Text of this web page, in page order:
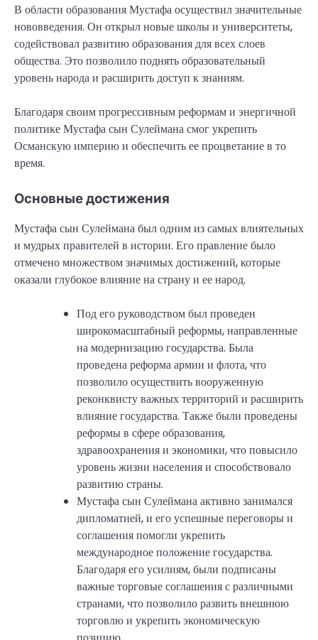
В области образования Мустафа осуществил значительные
нововведения. Он открыл новые школы и университеты,
содействовал развитию образования для всех слоев
общества. Это позволило поднять образовательный
уровень народа и расширить доступ к знаниям.
Благодаря своим прогрессивным реформам и энергичной
политике Мустафа сын Сулеймана смог укрепить
Османскую империю и обеспечить ее процветание в то
время.
Основные достижения
Мустафа сын Сулеймана был одним из самых влиятельных
и мудрых правителей в истории. Его правление было
отмечено множеством значимых достижений, которые
оказали глубокое влияние на страну и ее народ.
Под его руководством был проведен
широкомасштабный реформы, направленные
на модернизацию государства. Была
проведена реформа армии и флота, что
позволило осуществить вооруженную
реконквисту важных территорий и расширить
влияние государства. Также были проведены
реформы в сфере образования,
здравоохранения и экономики, что повысило
уровень жизни населения и способствовало
развитию страны.
Мустафа сын Сулеймана активно занимался
дипломатией, и его успешные переговоры и
соглашения помогли укрепить
международное положение государства.
Благодаря его усилиям, были подписаны
важные торговые соглашения с различными
странами, что позволило развить внешнюю
торговлю и укрепить экономическую